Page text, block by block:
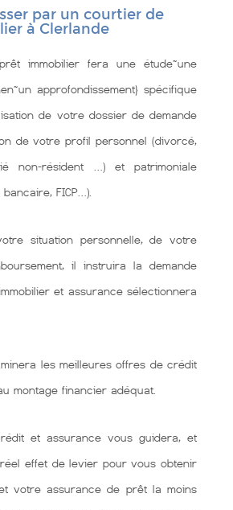
par un courtier de
à Clerlande
immobilier fera une étude~une
approfondissement} spécifique
de votre dossier de demande
de votre profil personnel (divorcé,
non-résident …) et patrimoniale
FICP…).
situation personnelle, de votre
il instruira la demande
et assurance sélectionnera
les meilleures offres de crédit
montage financier adéquat.
et assurance vous guidera, et
effet de levier pour vous obtenir
votre assurance de prêt la moins